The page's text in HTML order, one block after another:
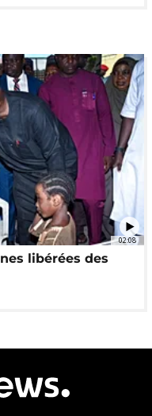
02:08
libérées des